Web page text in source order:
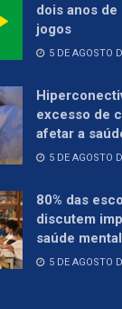
dois anos
jogos
5 DE AGOSTO
excesso de
afetar a
5 DE AGOSTO
80% das
discutem
saúde mental
5 DE AGOSTO